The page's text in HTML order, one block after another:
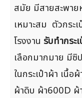
สมัย มีสายสะพาย
เหมาะสม ตัวกระ
โรงงาน รับทำกระ
เลือกมากมาย มี
ในกระเป๋าผ้า เนื้อ
ผ้าดิบ ผ้า600D